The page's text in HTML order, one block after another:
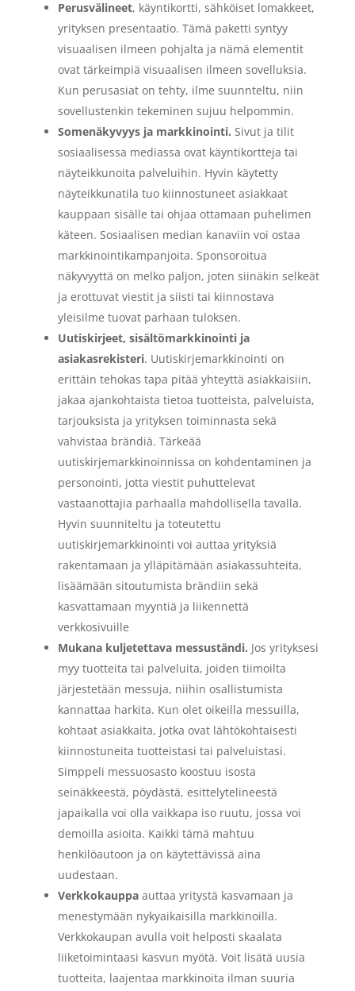
Perusvälineet, käyntikortti, sähköiset lomakkeet,
yrityksen presentaatio. Tämä paketti syntyy
visuaalisen ilmeen pohjalta ja nämä elementit
ovat tärkeimpiä visuaalisen ilmeen sovelluksia.
Kun perusasiat on tehty, ilme suunnteltu, niin
sovellustenkin tekeminen sujuu helpommin.
Somenäkyvyys ja markkinointi. Sivut ja tilit
sosiaalisessa mediassa ovat käyntikortteja tai
näyteikkunoita palveluihin. Hyvin käytetty
näyteikkunatila tuo kiinnostuneet asiakkaat
kauppaan sisälle tai ohjaa ottamaan puhelimen
käteen. Sosiaalisen median kanaviin voi ostaa
markkinointikampanjoita. Sponsoroitua
näkyvyyttä on melko paljon, joten siinäkin selkeät
ja erottuvat viestit ja siisti tai kiinnostava
yleisilme tuovat parhaan tuloksen.
Uutiskirjeet, sisältömarkkinointi ja
asiakasrekisteri. Uutiskirjemarkkinointi on
erittäin tehokas tapa pitää yhteyttä asiakkaisiin,
jakaa ajankohtaista tietoa tuotteista, palveluista,
tarjouksista ja yrityksen toiminnasta sekä
vahvistaa brändiä. Tärkeää
uutiskirjemarkkinoinnissa on kohdentaminen ja
personointi, jotta viestit puhuttelevat
vastaanottajia parhaalla mahdollisella tavalla.
Hyvin suunniteltu ja toteutettu
uutiskirjemarkkinointi voi auttaa yrityksiä
rakentamaan ja ylläpitämään asiakassuhteita,
lisäämään sitoutumista brändiin sekä
kasvattamaan myyntiä ja liikennettä
verkkosivuille
Mukana kuljetettava messuständi. Jos yrityksesi
myy tuotteita tai palveluita, joiden tiimoilta
järjestetään messuja, niihin osallistumista
kannattaa harkita. Kun olet oikeilla messuilla,
kohtaat asiakkaita, jotka ovat lähtökohtaisesti
kiinnostuneita tuotteistasi tai palveluistasi.
Simppeli messuosasto koostuu isosta
seinäkkeestä, pöydästä, esittelytelineestä
japaikalla voi olla vaikkapa iso ruutu, jossa voi
demoilla asioita. Kaikki tämä mahtuu
henkilöautoon ja on käytettävissä aina
uudestaan.
Verkkokauppaauttaa yritystä kasvamaan ja
menestymään nykyaikaisilla markkinoilla.
Verkkokaupan avulla voit helposti skaalata
liiketoimintaasi kasvun myötä. Voit lisätä uusia
tuotteita, laajentaa markkinoita ilman suuria